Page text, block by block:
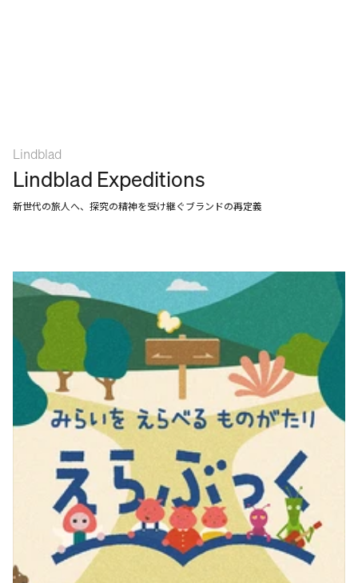
Lindblad
Lindblad Expeditions
新世代の旅人へ、探究の精神を受け継ぐブランドの再定義
WORK
SERVICES
ABOUT